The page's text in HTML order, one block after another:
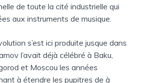
de toute la cité industrielle qui
aux instruments de musique.
s’est ici produite jusque dans
l’avait déjà célébré à Baku,
et Moscou les années
à étendre les pupitres de à